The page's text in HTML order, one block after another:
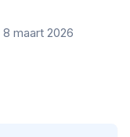
8 maart 2026